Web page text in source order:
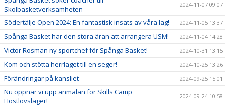
Skolbasketverksamheten
2024-11-07 09:07
Södertälje Open 2024: En fantastisk insats av våra lag! 2024-11-05 13:37
Spånga Basket har den stora äran att arrangera USM! 2024-11-04 14:28
Victor Rosman ny sportchef för Spånga Basket! 2024-10-31 13:15
Kom och stötta herrlaget till en seger! 2024-10-25 13:26
Förändringar på kansliet 2024-09-25 15:01
Nu öppnar vi upp anmälan för Skills Camp
Höstlovsläger!
2024-09-24 10:58